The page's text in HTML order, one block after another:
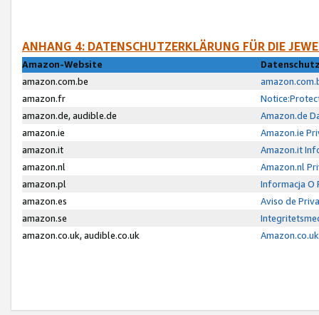
ANHANG 4: DATENSCHUTZERKLÄRUNG FÜR DIE
Amazon-Website
amazon.com.be
amazon.fr
amazon.de, audible.de
Amazon.de
amazon.ie
Amazon.ie
amazon.it
Amazon.it
amazon.nl
Amazon.nl
amazon.pl
Informacja O
amazon.es
Aviso de
amazon.se
amazon.co.uk, audible.co.uk